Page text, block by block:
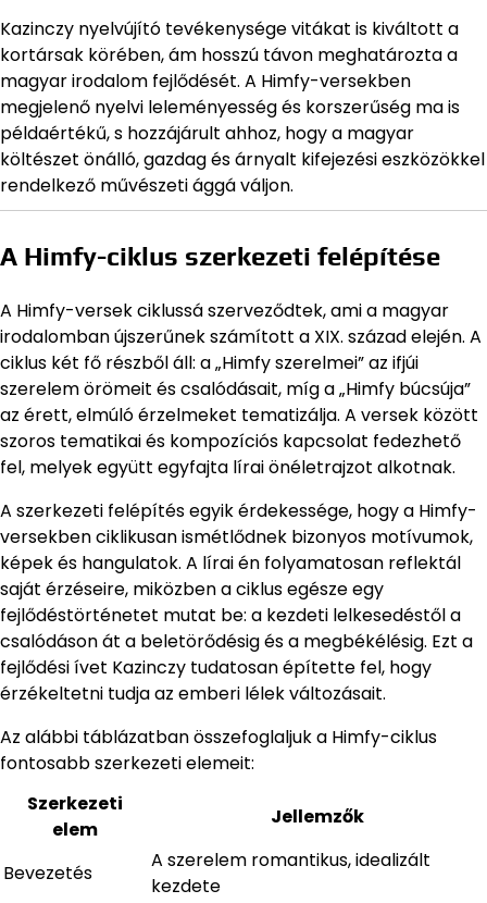
Kazinczy nyelvújító tevékenysége vitákat is kiváltott a
kortársak körében, ám hosszú távon meghatározta a
magyar irodalom fejlődését. A Himfy-versekben
megjelenő nyelvi leleményesség és korszerűség ma is
példaértékű, s hozzájárult ahhoz, hogy a magyar
költészet önálló, gazdag és árnyalt kifejezési eszközökkel
rendelkező művészeti ággá váljon.
A Himfy-ciklus szerkezeti felépítése
A Himfy-versek ciklussá szerveződtek, ami a magyar
irodalomban újszerűnek számított a XIX. század elején. A
ciklus két fő részből áll: a „Himfy szerelmei” az ifjúi
szerelem örömeit és csalódásait, míg a „Himfy búcsúja”
az érett, elmúló érzelmeket tematizálja. A versek között
szoros tematikai és kompozíciós kapcsolat fedezhető
fel, melyek együtt egyfajta lírai önéletrajzot alkotnak.
A szerkezeti felépítés egyik érdekessége, hogy a Himfy-
versekben ciklikusan ismétlődnek bizonyos motívumok,
képek és hangulatok. A lírai én folyamatosan reflektál
saját érzéseire, miközben a ciklus egésze egy
fejlődéstörténetet mutat be: a kezdeti lelkesedéstől a
csalódáson át a beletörődésig és a megbékélésig. Ezt a
fejlődési ívet Kazinczy tudatosan építette fel, hogy
érzékeltetni tudja az emberi lélek változásait.
Az alábbi táblázatban összefoglaljuk a Himfy-ciklus
fontosabb szerkezeti elemeit:
Szerkezeti
elem
Jellemzők
Bevezetés
A szerelem romantikus, idealizált
kezdete